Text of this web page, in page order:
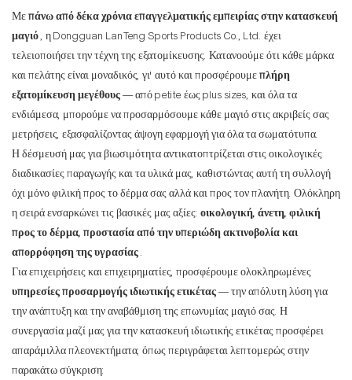
Μεπάνω από δέκα χρόνια επαγγελματικής εμπειρίας στην κατασκευή
μαγιό, η Dongguan LanTeng Sports Products Co., Ltd. έχει
τελειοποιήσει την τέχνη της εξατομίκευσης. Κατανοούμε ότι κάθε μάρκα
και πελάτης είναι μοναδικός, γι' αυτό και προσφέρουμεπλήρη
εξατομίκευση μεγέθους— από petite έως plus sizes, και όλα τα
ενδιάμεσα, μπορούμε να προσαρμόσουμε κάθε μαγιό στις ακριβείς σας
μετρήσεις, εξασφαλίζοντας άψογη εφαρμογή για όλα τα σωματότυπα.
Η δέσμευσή μας για βιωσιμότητα αντικατοπτρίζεται στις οικολογικές
διαδικασίες παραγωγής και τα υλικά μας, καθιστώντας αυτή τη συλλογή
όχι μόνο φιλική προς το δέρμα σας αλλά και προς τον πλανήτη. Ολόκληρη
η σειρά ενσαρκώνει τις βασικές μας αξίες: οικολογική, άνετη, φιλική
προς το δέρμα, προστασία από την υπεριώδη ακτινοβολία και
απορρόφηση της υγρασίας.
Για επιχειρήσεις και επιχειρηματίες, προσφέρουμε ολοκληρωμένες
υπηρεσίες προσαρμογής ιδιωτικής ετικέτας— την απόλυτη λύση για
την ανάπτυξη και την αναβάθμιση της επωνυμίας μαγιό σας. Η
συνεργασία μαζί μας για την κατασκευή ιδιωτικής ετικέτας προσφέρει
απαράμιλλα πλεονεκτήματα, όπως περιγράφεται λεπτομερώς στην
παρακάτω σύγκριση: